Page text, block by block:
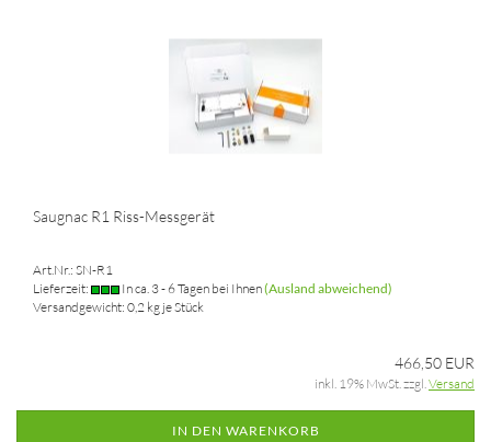
Saugnac R1 Riss-Messgerät
Art.Nr.: SN-R1
Lieferzeit:
In ca. 3 - 6 Tagen bei Ihnen(Ausland abweichend)
Versandgewicht: 0,2 kg je Stück
466,50 EUR
inkl. 19% MwSt. zzgl. Versand
IN DEN WARENKORB